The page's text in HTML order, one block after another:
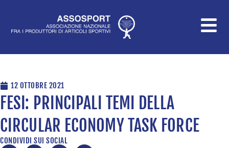
contenuto
12 OTTOBRE 2021
FESI: PRINCIPALI TEMI DELLA
CIRCULAR ECONOMY TASK FORCE
CONDIVIDI SUI SOCIAL